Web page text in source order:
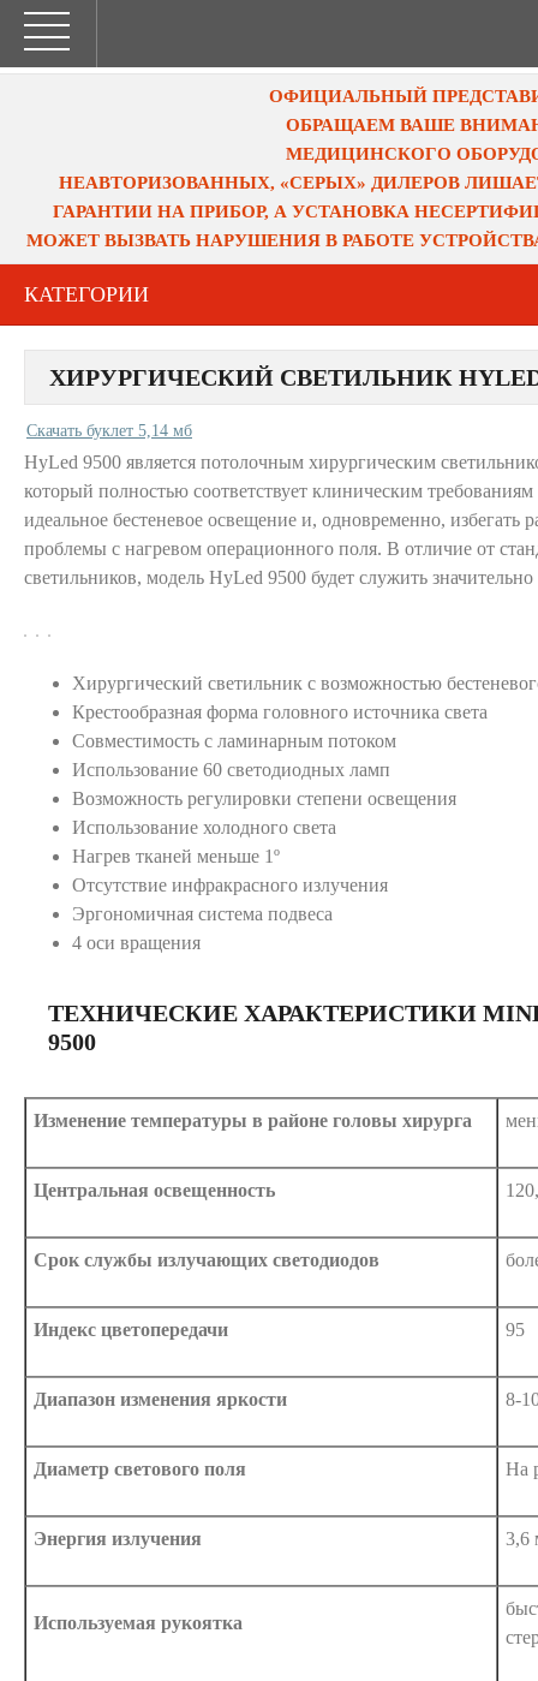
ОФИЦИАЛЬНЫЙ
ОБРАЩАЕМ ВАШЕ
МЕДИЦИНСКОГО
НЕАВТОРИЗОВАННЫХ, «СЕРЫХ» ДИЛЕРОВ
ГАРАНТИИ НА ПРИБОР, А УСТАНОВКА
МОЖЕТ ВЫЗВАТЬ НАРУШЕНИЯ В РАБОТЕ
КАТЕГОРИИ
ХИРУРГИЧЕСКИЙ СВЕТИЛЬНИК HYLED
Скачать буклет 5,14 мб
HyLed 9500 является потолочным хирургическим
который полностью соответствует клиническим
идеальное бестеневое освещение и, одновременно, избегать
проблемы с нагревом операционного поля. В отличие от
светильников, модель HyLed 9500 будет служить
Хирургический светильник с возможностью
Крестообразная форма головного источника света
Совместимость с ламинарным потоком
Использование 60 светодиодных ламп
Возможность регулировки степени освещения
Использование холодного света
Нагрев тканей меньше 1º
Отсутствие инфракрасного излучения
Эргономичная система подвеса
4 оси вращения
ТЕХНИЧЕСКИЕ ХАРАКТЕРИСТИКИ
9500
Изменение температуры в районе головы хирурга
Центральная освещенность
Срок службы излучающих светодиодов
Индекс цветопередачи 95
Диапазон изменения яркости 8-
Диаметр светового поля На
Энергия излучения 3,6
Используемая рукоятка